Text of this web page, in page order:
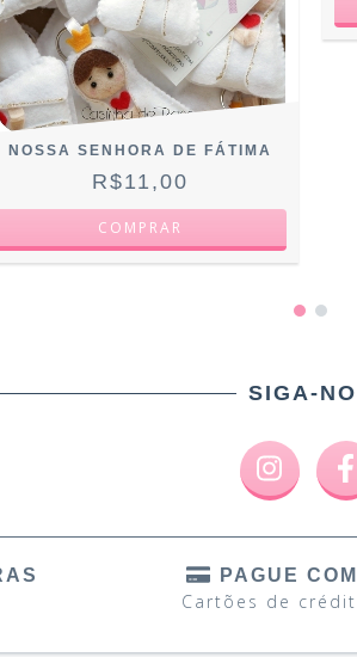
NOSSA SENHORA DE FÁTIMA
R$11,00
SIGA-
PAGUE
Cartões de